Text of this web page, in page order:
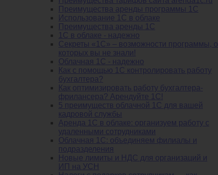
Преимущества аренды программы 1С
Использование 1С в облаке
Преимущества аренды 1С
1С в облаке - надежно
Секреты «1С» – возможности программы, о
которых вы не знали!
Облачная 1С - надежно
Как с помощью 1С контролировать работу
бухгалтера?
Как оптимизировать работу бухгалтера-
фрилансера? Арендуйте 1С!
5 преимуществ облачной 1С для вашей
кадровой службы
Аренда 1С в облаке: организуем работу с
удаленными сотрудниками
Облачная 1С: объединяем филиалы и
подразделения
Новые лимиты и НДС для организаций и
ИП на УСН